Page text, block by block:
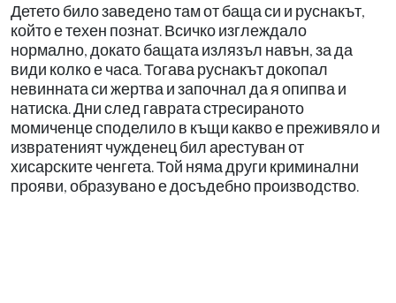
Детето било заведено там от баща си и руснакът,
който е техен познат. Всичко изглеждало
нормално, докато бащата излязъл навън, за да
види колко е часа. Тогава руснакът докопал
невинната си жертва и започнал да я опипва и
натиска. Дни след гаврата стресираното
момиченце споделило в къщи какво е преживяло и
извратеният чужденец бил арестуван от
хисарските ченгета. Той няма други криминални
прояви, образувано е досъдебно производство.